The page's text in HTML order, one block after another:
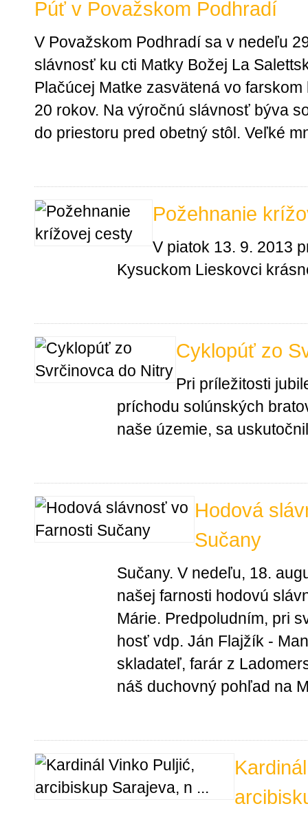
Púť v Považskom Podhradí
V Považskom Podhradí sa v nedeľu
slávnosť ku cti Matky Božej La
Plačúcej Matke zasvätená vo
20 rokov. Na výročnú slávnosť býva
do priestoru pred obetný stôl. Veľké
Požehnanie
V piatok 13. 9. 2013
Kysuckom Lieskovci
Cyklopúť zo
Pri príležitosti
príchodu solúnských
naše územie, sa
Hodová
Sučany
Sučany. V nedeľu, 18.
našej farnosti hodovú
Márie. Predpoludním, pri
hosť vdp. Ján Flajžík -
skladateľ, farár z
náš duchovný pohľad na